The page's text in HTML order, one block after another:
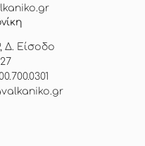
Δ. Είσοδο